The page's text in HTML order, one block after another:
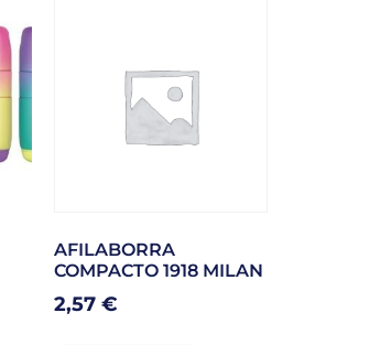
AFILABORRA
COMPACTO 1918 MILAN
2,57€